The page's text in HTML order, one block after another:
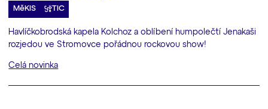
MěKIS
TIC
Havlíčkobrodská kapela Kolchoz a oblíbení humpolečtí Jenakaši
rozjedou ve Stromovce pořádnou rockovou show!
Celá novinka